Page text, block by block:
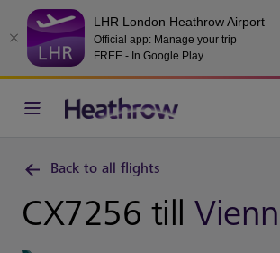
LHR London Heathrow Airport
Official app: Manage your trip
FREE - In Google Play
Back to all flights
CX7256 till